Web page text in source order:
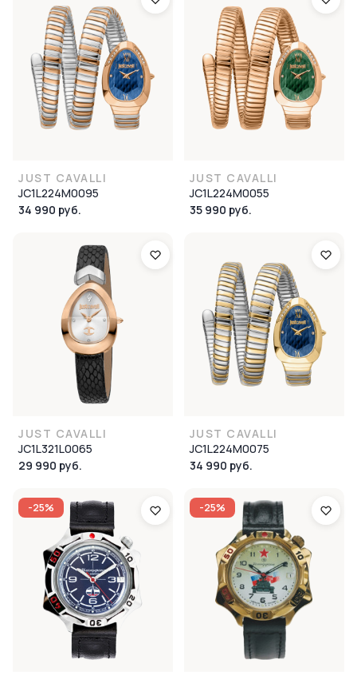
JUST CAVALLI
JC1L224M0095
34 990 руб.
JUST CAVALLI
JC1L224M0055
35 990 руб.
JUST CAVALLI
JC1L321L0065
29 990 руб.
JUST CAVALLI
JC1L224M0075
34 990 руб.
-25% -25%